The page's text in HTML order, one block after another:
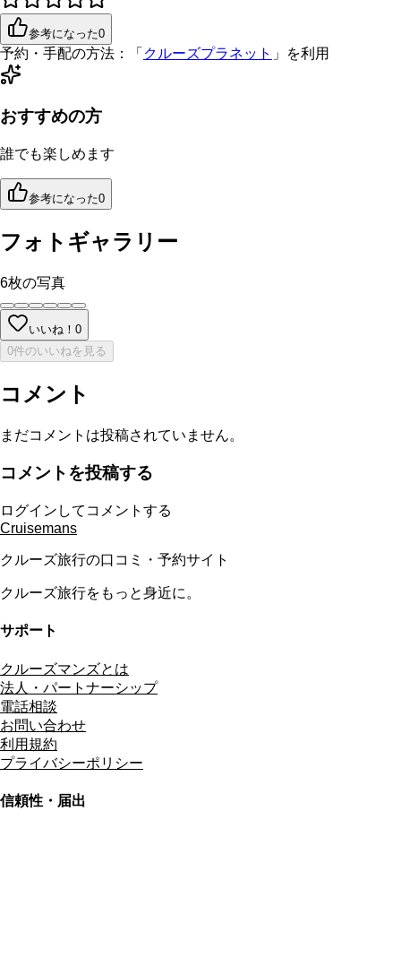
参考になった0
予約・手配の方法： 「 クルーズプラネット 」を利用
おすすめの方
誰でも楽しめます
参考になった0
フォトギャラリー
6枚の写真
いいね！ 0
0件のいいねを見る
コメント
まだコメントは投稿されていません。
コメントを投稿する
ログインしてコメントする
Cruisemans
クルーズ旅行の口コミ・予約サイト
クルーズ旅行をもっと身近に。
サポート
クルーズマンズとは
法人・パートナーシップ
電話相談
お問い合わせ
利用規約
プライバシーポリシー
信頼性・届出